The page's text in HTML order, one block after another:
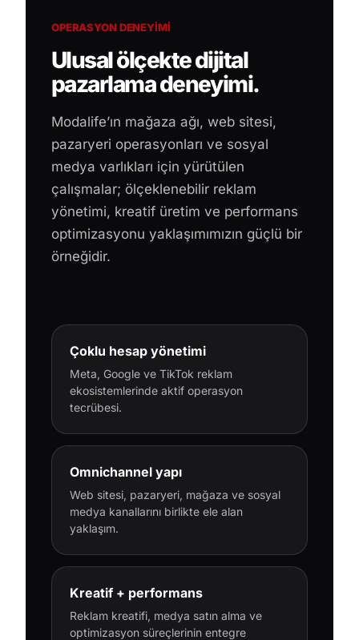
OPERASYON DENEYIMI
Ulusal ölçekte dijital
pazarlama deneyimi.
Modalife’ın mağaza ağı, web sitesi,
pazaryeri operasyonları ve sosyal
medya varlıkları için yürütülen
çalışmalar; ölçeklenebilir reklam
yönetimi, kreatif üretim ve performans
optimizasyonu yaklaşımımızın güçlü bir
örneğidir.
Çoklu hesap yönetimi
Meta, Google ve TikTok reklam
ekosistemlerinde aktif operasyon
tecrübesi.
Omnichannel yapı
Web sitesi, pazaryeri, mağaza ve sosyal
medya kanallarını birlikte ele alan
yaklaşım.
Kreatif + performans
Reklam kreatifi, medya satın alma ve
optimizasyon süreçlerinin entegre